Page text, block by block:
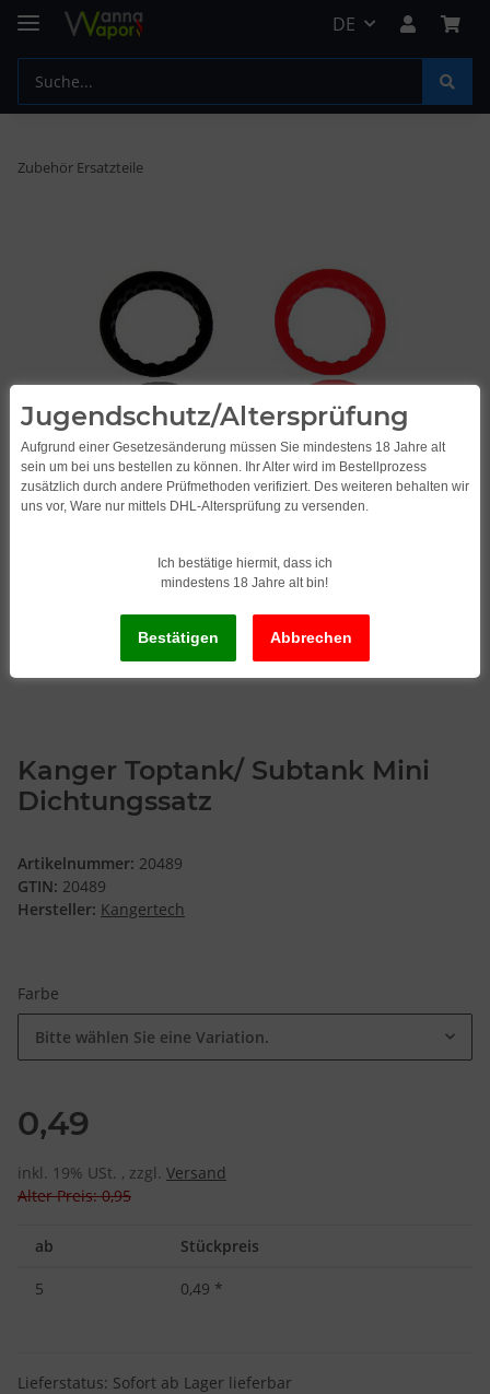
DE
Zubehör Ersatzteile
Kanger Toptank/ Subtank Mini
Dichtungssatz
Artikelnummer: 20489
GTIN: 20489
Hersteller: Kangertech
Farbe
Bitte wählen Sie eine Variation.
0,49
inkl. 19% USt. , zzgl. Versand
Alter Preis: 0,95
ab Stückpreis
5 0,49 *
Lieferstatus: Sofort ab Lager lieferbar
Jugendschutz/Altersprüfung
Aufgrund einer Gesetzesänderung müssen Sie mindestens 18 Jahre alt
sein um bei uns bestellen zu können. Ihr Alter wird im Bestellprozess
zusätzlich durch andere Prüfmethoden verifiziert. Des weiteren behalten wir
uns vor, Ware nur mittels DHL-Altersprüfung zu versenden.
Ich bestätige hiermit, dass ich
mindestens 18 Jahre alt bin!